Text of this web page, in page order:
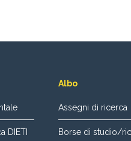
DIETI
Albo
Assegni di ricerca
Borse di studio/